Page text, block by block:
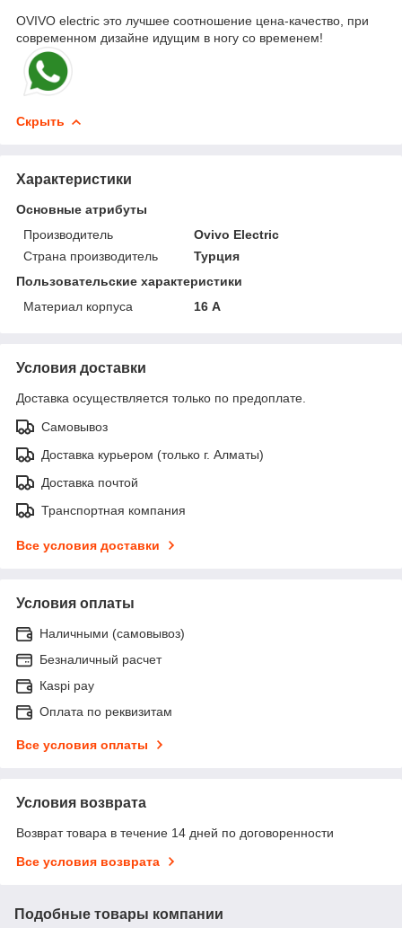
OVIVO electric это лучшее соотношение цена-качество, при
современном дизайне идущим в ногу со временем!
Скрыть
Характеристики
Основные атрибуты
Производитель
Ovivo Electric
Страна производитель
Турция
Пользовательские характеристики
Материал корпуса
16 А
Условия доставки
Доставка осуществляется только по предоплате.
Самовывоз
Доставка курьером (только г. Алматы)
Доставка почтой
Транспортная компания
Все условия доставки
Условия оплаты
Наличными (самовывоз)
Безналичный расчет
Каspi pay
Оплата по реквизитам
Все условия оплаты
Условия возврата
Возврат товара в течение 14 дней по договоренности
Все условия возврата
Подобные товары компании